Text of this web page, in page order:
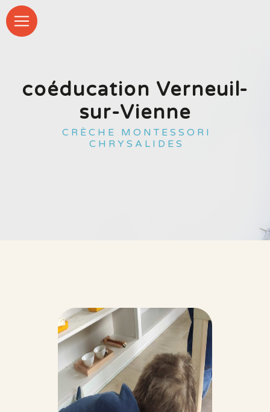
coéducation Verneuil-
sur-Vienne
CRÈCHE MONTESSORI
CHRYSALIDES
Panneau de gestion des cookies